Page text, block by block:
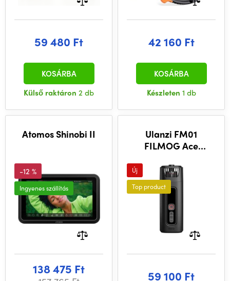
59 480 Ft
Külső raktáron 2 db
KOSÁRBA
42 160 Ft
Készleten 1 db
KOSÁRBA
Atomos Shinobi II
-12 %
Ingyenes szállítás
138 475 Ft
Ulanzi FM01
FILMOG Ace
Machine
Új
Top product
59 100 Ft